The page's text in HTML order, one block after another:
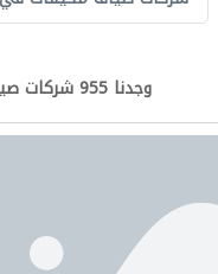
وجدنا 955 شركات صيانة مكيفات